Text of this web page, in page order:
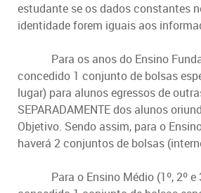
estudante se os dados constantes
identidade forem iguais aos
Para os anos do Ensino
concedido 1 conjunto de bolsas
lugar) para alunos egressos de
SEPARADAMENTE dos alunos
Objetivo. Sendo assim, para o
haverá 2 conjuntos de bolsas
Para o Ensino Médio (1º, 2º e